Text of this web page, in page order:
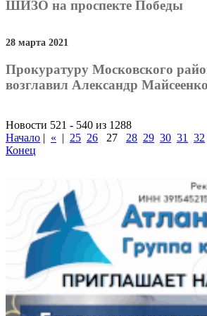
ШИЗО на проспекте Победы
28 марта 2021
Прокуратуру Московского
возглавил Александр Майсеенко
Новости 521 - 540 из 1288
Начало | « | 25 26 27 28 29 30 31 32
Конец